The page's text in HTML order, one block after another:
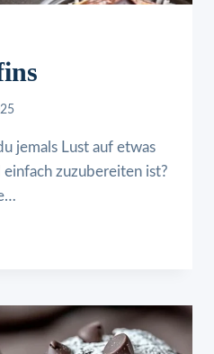
jemals Lust auf etwas
einfach zuzubereiten ist?